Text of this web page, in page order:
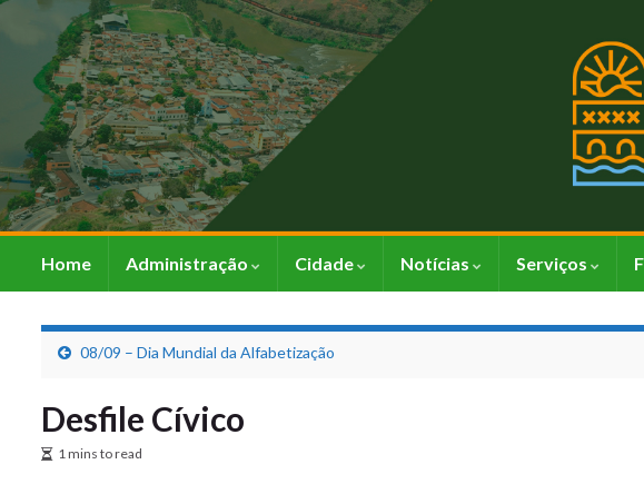
Home Administração Cidade Notícias Serviços
08/09 – Dia Mundial da Alfabetização
Desfile Cívico
1 mins to read